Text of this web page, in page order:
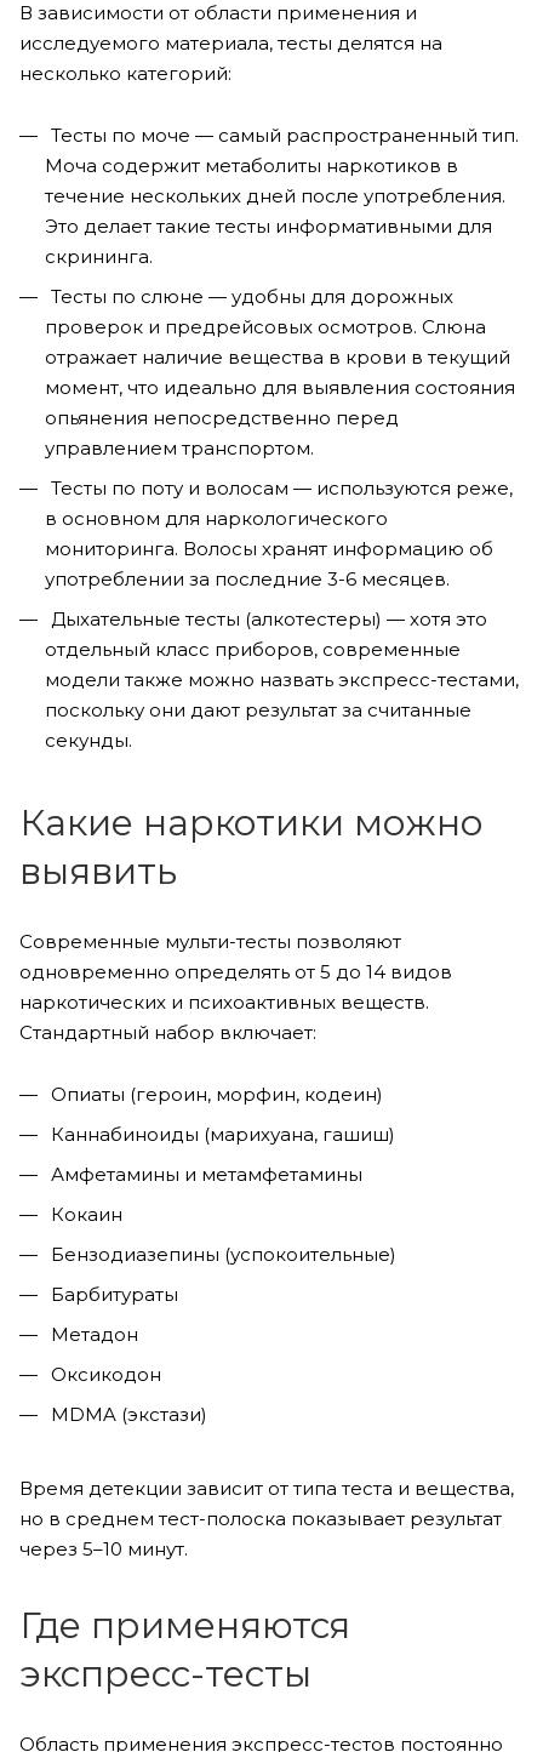
В зависимости от области применения и
исследуемого материала, тесты делятся на
несколько категорий:
Тесты по моче — самый распространенный тип.
Моча содержит метаболиты наркотиков в
течение нескольких дней после употребления.
Это делает такие тесты информативными для
скрининга.
Тесты по слюне — удобны для дорожных
проверок и предрейсовых осмотров. Слюна
отражает наличие вещества в крови в текущий
момент, что идеально для выявления состояния
опьянения непосредственно перед
управлением транспортом.
Тесты по поту и волосам — используются реже,
в основном для наркологического
мониторинга. Волосы хранят информацию об
употреблении за последние 3-6 месяцев.
Дыхательные тесты (алкотестеры) — хотя это
отдельный класс приборов, современные
модели также можно назвать экспресс-тестами,
поскольку они дают результат за считанные
секунды.
Какие наркотики можно
выявить
Современные мульти-тесты позволяют
одновременно определять от 5 до 14 видов
наркотических и психоактивных веществ.
Стандартный набор включает:
Опиаты (героин, морфин, кодеин)
Каннабиноиды (марихуана, гашиш)
Амфетамины и метамфетамины
Кокаин
Бензодиазепины (успокоительные)
Барбитураты
Метадон
Оксикодон
MDMA (экстази)
Время детекции зависит от типа теста и вещества,
но в среднем тест-полоска показывает результат
через 5–10 минут.
Где применяются
экспресс-тесты
Область применения экспресс-тестов постоянно